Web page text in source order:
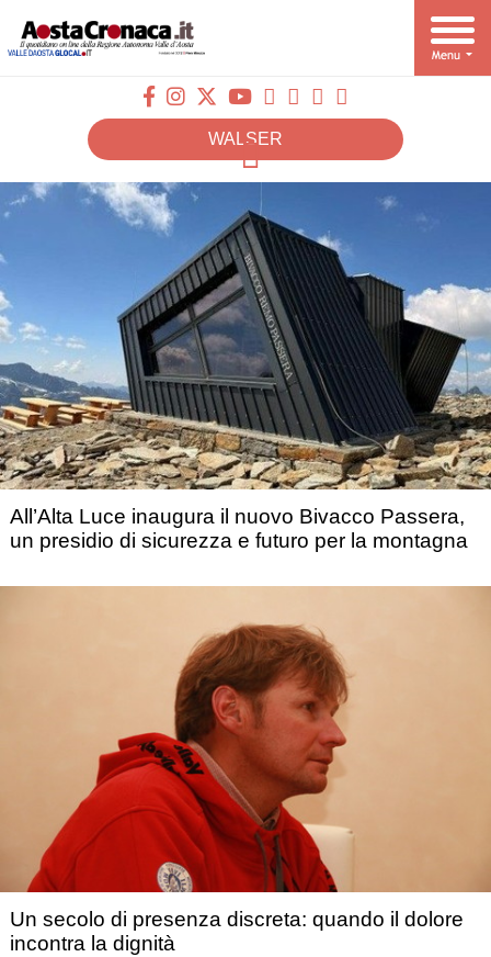
WALSER
All’Alta Luce inaugura il nuovo Bivacco Passera,
un presidio di sicurezza e futuro per la montagna
Un secolo di presenza discreta: quando il dolore
incontra la dignità